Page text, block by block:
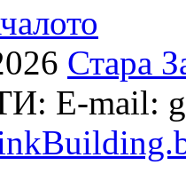
Стара
E-mail: